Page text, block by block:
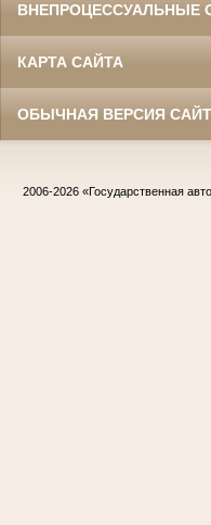
ВНЕПРОЦЕССУАЛЬНЫЕ
КАРТА САЙТА
ОБЫЧНАЯ ВЕРСИЯ
2006-2026 «Государственная